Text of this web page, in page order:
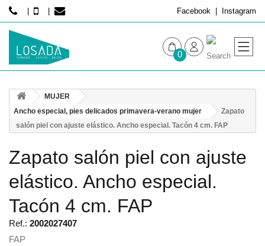
Facebook Instagram
0
HOMBRE
MUJER
Ancho especial, pies delicados primavera-verano mujer
Zapato
salón piel con ajuste elástico. Ancho especial. Tacón 4 cm. FAP
Zapato salón piel con ajuste
elástico. Ancho especial.
Tacón 4 cm. FAP
Ref.: 2002027407
FAP